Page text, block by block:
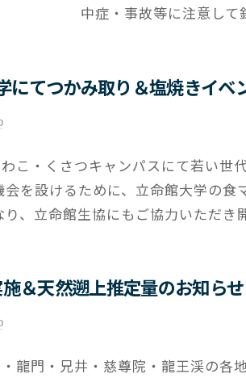
コ
中症・事故等に注意して
にてつかみ取り＆塩焼きイベ
件
の
コ
こ・くさつキャンパスにて若い世
を設けるために、立命館大学の食
、立命館生協にもご協力いただき
＆天然遡上推定量のお知らせ
件
龍門・兄井・慈尊院・龍王渓の